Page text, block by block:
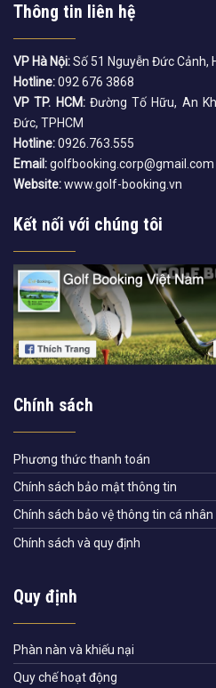
Thông tin liên hệ
VP Hà Nội:Số 51 Nguyễn Đức Cảnh,
Hotline:092 676 3868
VP TP. HCM:Đường Tố Hữu, An
Đức, TPHCM
Hotline:0926.763.555
Email:golfbooking.corp@gmail.com
Website:www.golf-booking.vn
Kết nối với chúng tôi
Chính sách
Phương thức thanh toán
Chính sách bảo mật thông tin
Chính sách bảo vệ thông tin cá
Chính sách và quy định
Quy định
Phàn nàn và khiếu nại
Quy chế hoạt động